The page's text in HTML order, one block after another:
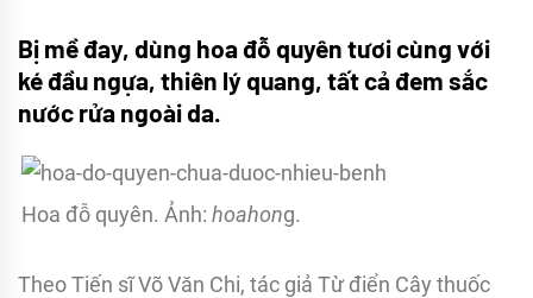
Bị mề đay, dùng hoa đỗ quyên tươi cùng với
ké đầu ngựa, thiên lý quang, tất cả đem sắc
nước rửa ngoài da.
Hoa đỗ quyên. Ảnh: hoahong.
Theo Tiến sĩ Võ Văn Chi, tác giả Từ điển Cây thuốc